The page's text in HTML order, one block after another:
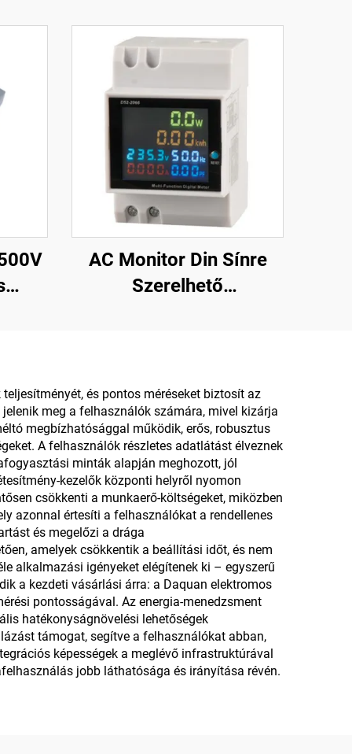
AC Monitor Din Sínre
Szerelhető
Kijelzőműszer
és pontos méréseket biztosít az
meg a felhasználók számára, mivel kizárja
megbízhatósággal működik, erős, robusztus
A felhasználók részletes adatlátást élveznek
minták alapján meghozott, jól
kezelők központi helyről nyomon
csökkenti a munkaerő-költségeket, miközben
azonnal értesíti a felhasználókat a rendellenes
és megelőzi a drága
amelyek csökkentik a beállítási időt, és nem
alkalmazási igényeket elégítenek ki – egyszerű
a kezdeti vásárlási árra: a Daquan elektromos
pontosságával. Az energia-menedzsment
hatékonyságnövelési lehetőségek
támogat, segítve a felhasználókat abban,
képességek a meglévő infrastruktúrával
jobb láthatósága és irányítása révén.